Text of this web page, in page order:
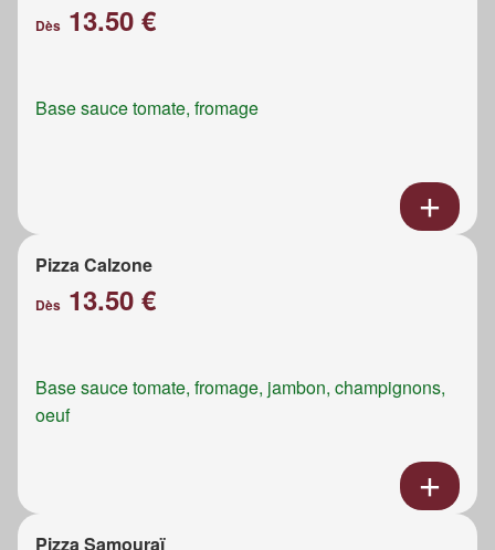
Dès 13.50 €
Base sauce tomate, fromage
Pizza Calzone
Dès 13.50 €
Base sauce tomate, fromage, jambon, champignons,
oeuf
Pizza Samouraï